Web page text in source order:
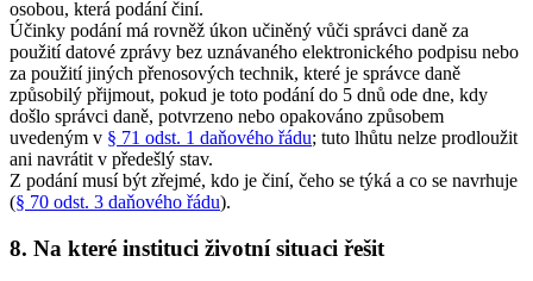
osobou, která podání činí.
Účinky podání má rovněž úkon učiněný vůči správci daně za
použití datové zprávy bez uznávaného elektronického podpisu nebo
za použití jiných přenosových technik, které je správce daně
způsobilý přijmout, pokud je toto podání do 5 dnů ode dne, kdy
došlo správci daně, potvrzeno nebo opakováno způsobem
uvedeným v § 71 odst. 1 daňového řádu; tuto lhůtu nelze prodloužit
ani navrátit v předešlý stav.
Z podání musí být zřejmé, kdo je činí, čeho se týká a co se navrhuje
(§ 70 odst. 3 daňového řádu).
8. Na které instituci životní situaci řešit